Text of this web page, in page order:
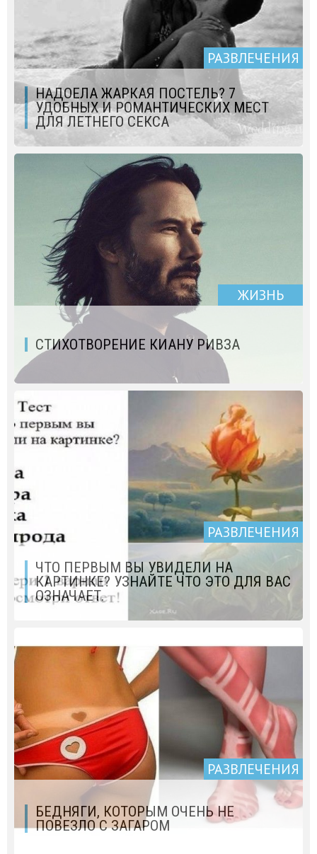
РАЗВЛЕЧЕНИЯ
НАДОЕЛА ЖАРКАЯ ПОСТЕЛЬ? 7
УДОБНЫХ И РОМАНТИЧЕСКИХ МЕСТ
ДЛЯ ЛЕТНЕГО СЕКСА
ЖИЗНЬ
СТИХОТВОРЕНИЕ КИАНУ РИВЗА
РАЗВЛЕЧЕНИЯ
ЧТО ПЕРВЫМ ВЫ УВИДЕЛИ НА
КАРТИНКЕ? УЗНАЙТЕ ЧТО ЭТО ДЛЯ ВАС
ОЗНАЧАЕТ.
РАЗВЛЕЧЕНИЯ
БЕДНЯГИ, КОТОРЫМ ОЧЕНЬ НЕ
ПОВЕЗЛО С ЗАГАРОМ